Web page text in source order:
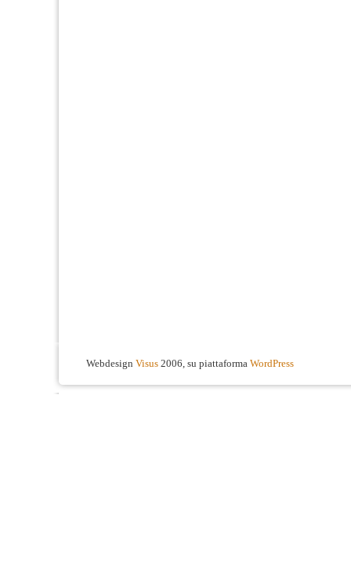
Webdesign Visus 2006, su piattaforma WordPress